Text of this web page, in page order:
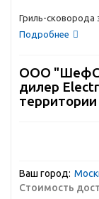
Гриль-сковорода
Подробнее
ООО
дилер
Ваш город:
Стоимость